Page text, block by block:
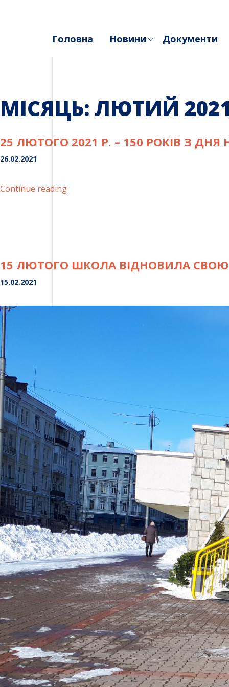
Головна Новини Документи
МІСЯЦЬ: ЛЮТИЙ 2021
25 ЛЮТОГО 2021 Р. – 150 РОКІВ З
26.02.2021
Continue reading
років
15 ЛЮТОГО ШКОЛА ВІДНОВИЛА
15.02.2021